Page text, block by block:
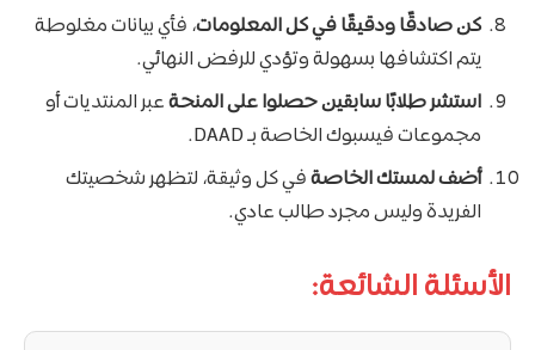
كن صادقًا ودقيقًا في كل المعلومات، فأي بيانات مغلوطة
يتم اكتشافها بسهولة وتؤدي للرفض النهائي.
استشر طلابًا سابقين حصلوا على المنحةعبر المنتديات أو
مجموعات فيسبوك الخاصة بـ DAAD.
أضف لمستك الخاصةفي كل وثيقة، لتظهر شخصيتك
الفريدة وليس مجرد طالب عادي.
الأسئلة الشائعة: